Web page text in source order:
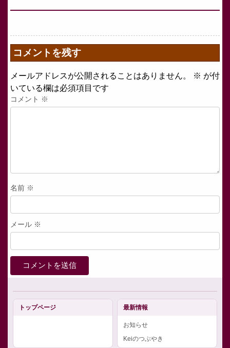
コメントを残す
メールアドレスが公開されることはありません。 ※ が付
いている欄は必須項目です
コメント ※
名前 ※
メール ※
トップページ 最新情報
お知らせ
Keiのつぶやき